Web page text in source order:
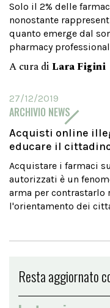
Solo il 2% delle
nonostante
quanto emerge dal
pharmacy
A cura di Lara Figini
27/12/2019
ARCHIVIO NEWS
Acquisti online
educare il
Acquistare i farmaci
autorizzati è un
arma per contrastarlo
l'orientamento dei
Resta aggiornato